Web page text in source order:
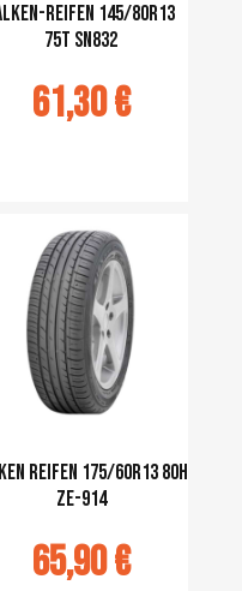
Reifen 145/80R13
75T SN832
61,30 €
Reifen 175/60R13 80H
ZE-914
65,90 €